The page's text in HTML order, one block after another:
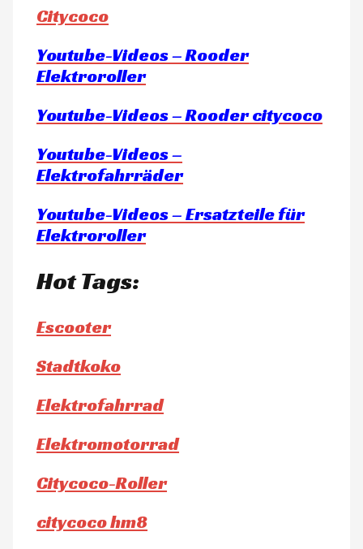
Citycoco
Youtube-Videos – Rooder
Elektroroller
Youtube-Videos – Rooder citycoco
Youtube-Videos –
Elektrofahrräder
Youtube-Videos – Ersatzteile für
Elektroroller
Hot Tags:
Escooter
Stadtkoko
Elektrofahrrad
Elektromotorrad
Citycoco-Roller
citycoco hm8